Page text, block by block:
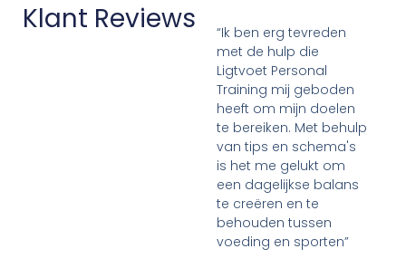
Klant Reviews
“Ik ben erg tevreden
met de hulp die
Ligtvoet Personal
Training mij geboden
heeft om mijn doelen
te bereiken. Met behulp
van tips en schema's
is het me gelukt om
een dagelijkse balans
te creëren en te
behouden tussen
voeding en sporten”